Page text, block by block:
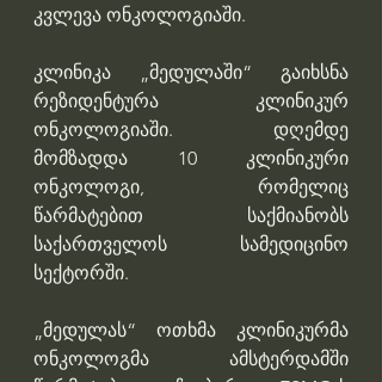
კვლევა ონკოლოგიაში.
კლინიკა „მედულაში“ გაიხსნა
რეზიდენტურა კლინიკურ
ონკოლოგიაში. დღემდე
მომზადდა 10 კლინიკური
ონკოლოგი, რომელიც
წარმატებით საქმიანობს
საქართველოს სამედიცინო
სექტორში.
„მედულას“ ოთხმა კლინიკურმა
ონკოლოგმა ამსტერდამში